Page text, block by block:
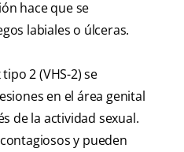
hace que se
labiales o úlceras.
2 (VHS-2) se
en el área genital
de la actividad sexual.
y pueden